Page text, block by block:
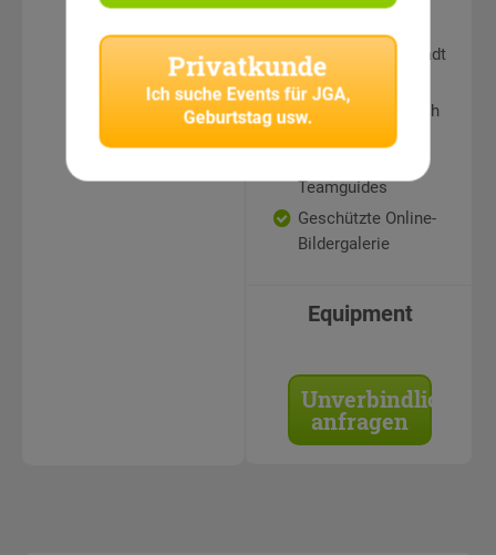
Punkten in der Stadt
Auswertung und
Siegerehrung durch
Teamguides
Geschützte Online-
Bildergalerie
Equipment
Unverbindlich
anfragen
Privatkunde
Ich suche Events für JGA,
Geburtstag usw.